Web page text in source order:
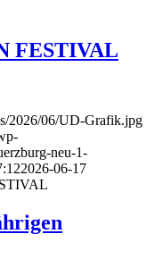
FESTIVAL
2026/06/UD-Grafik.jpg
neu-1-
2026-06-17